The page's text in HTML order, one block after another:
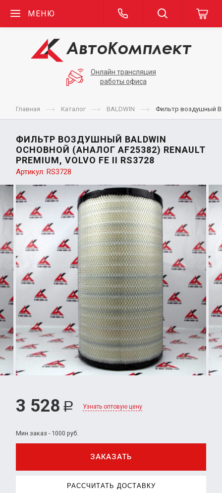
МЕНЮ
Онлайн трансляция
работы офиса
Главная Каталог BALDWIN Фильтр воздушный
ФИЛЬТР ВОЗДУШНЫЙ BALDWIN
ОСНОВНОЙ (АНАЛОГ AF25382) RENAULT
PREMIUM, VOLVO FE II RS3728
Артикул: RS3728
3 528 Р Узнать оптовую цену
Мин.заказ - 1000 руб.
ЗАКАЗАТЬ
РАССЧИТАТЬ ДОСТАВКУ